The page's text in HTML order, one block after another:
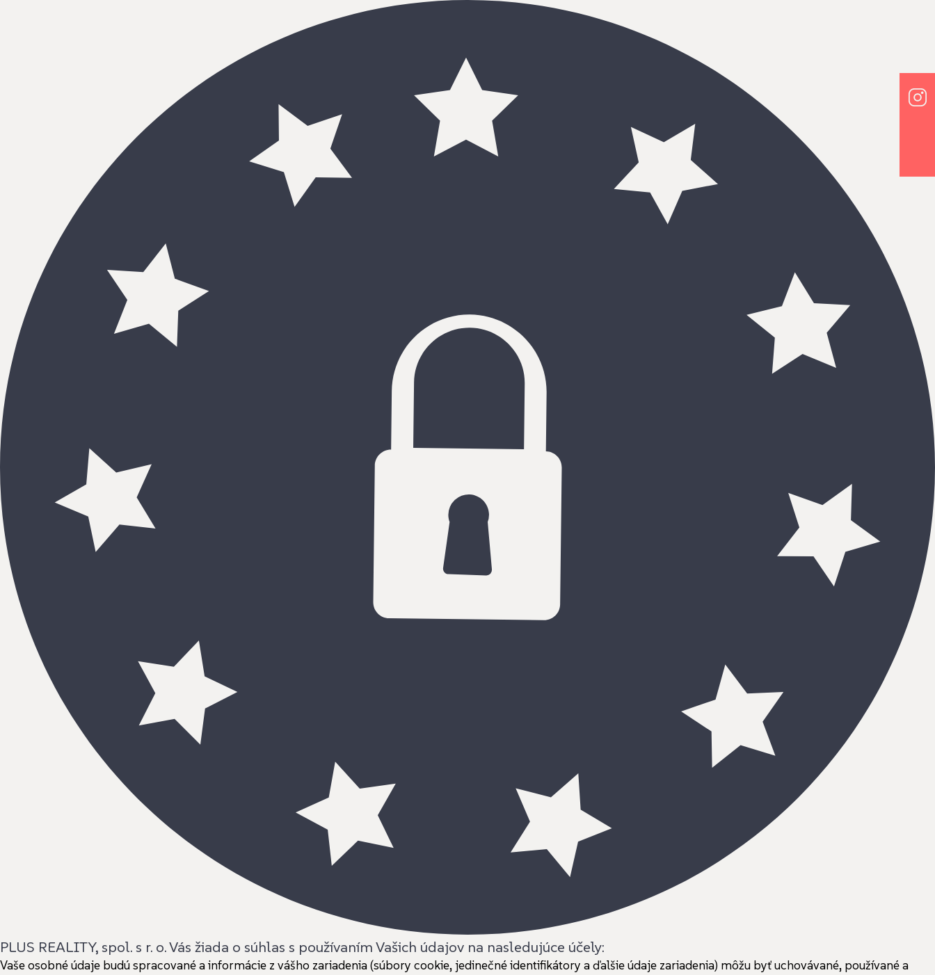
PLUS REALITY, spol. s r. o. Vás žiada o súhlas s používaním Vašich údajov na nasledujúce účely:
Vaše osobné údaje budú spracované a informácie z vášho zariadenia (súbory cookie, jedinečné identifikátory a ďalšie údaje zariadenia) môžu byť uchovávané, používané a